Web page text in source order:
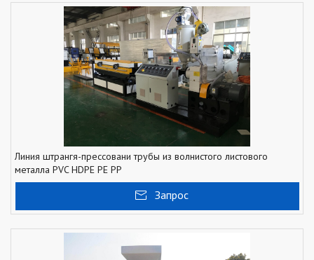
Линия штрангя-прессовани трубы из волнистого листового
металла PVC HDPE PE PP
Запрос